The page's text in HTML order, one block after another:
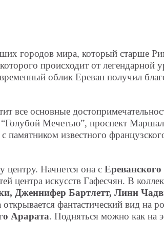
городов мира, который старше
происходит от легендарной
облик Ереван получил
все основные
Мечетью”, проспект
известного
центру. Начнется она с
искусств Гафесчян. В
Дженнифер Бартлетт, Линн
открывается фантастический вид на
Арарата. Подняться можно как на